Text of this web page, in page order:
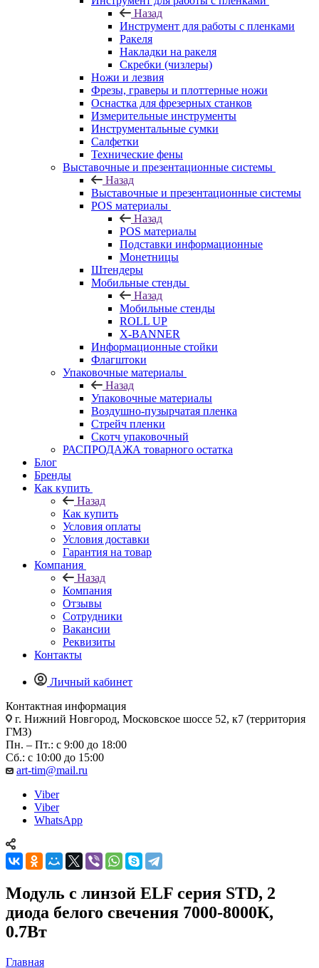
Назад
Инструмент для работы с пленками
Ракеля
Накладки на ракеля
Скребки (чизлеры)
Ножи и лезвия
Фрезы, граверы и плоттерные ножи
Оснастка для фрезерных станков
Измерительные инструменты
Инструментальные сумки
Салфетки
Технические фены
Выставочные и презентационные системы
Назад
Выставочные и презентационные системы
POS материалы
Назад
POS материалы
Подставки информационные
Монетницы
Штендеры
Мобильные стенды
Назад
Мобильные стенды
ROLL UP
X-BANNER
Информационные стойки
Флагштоки
Упаковочные материалы
Назад
Упаковочные материалы
Воздушно-пузырчатая пленка
Стрейч пленки
Скотч упаковочный
РАСПРОДАЖА товарного остатка
Блог
Бренды
Как купить
Назад
Как купить
Условия оплаты
Условия доставки
Гарантия на товар
Компания
Назад
Компания
Отзывы
Сотрудники
Вакансии
Реквизиты
Контакты
Личный кабинет
Контактная информация
г. Нижний Новгород, Московское шоссе 52, к7 (территория
ГМЗ)
Пн. – Пт.: с 9:00 до 18:00
Сб.: с 10:00 до 15:00
art-tim@mail.ru
Viber
Viber
WhatsApp
Модуль с линзой ELF серия STD, 2
диода белого свечения 7000-8000К,
0.7Вт
Главная